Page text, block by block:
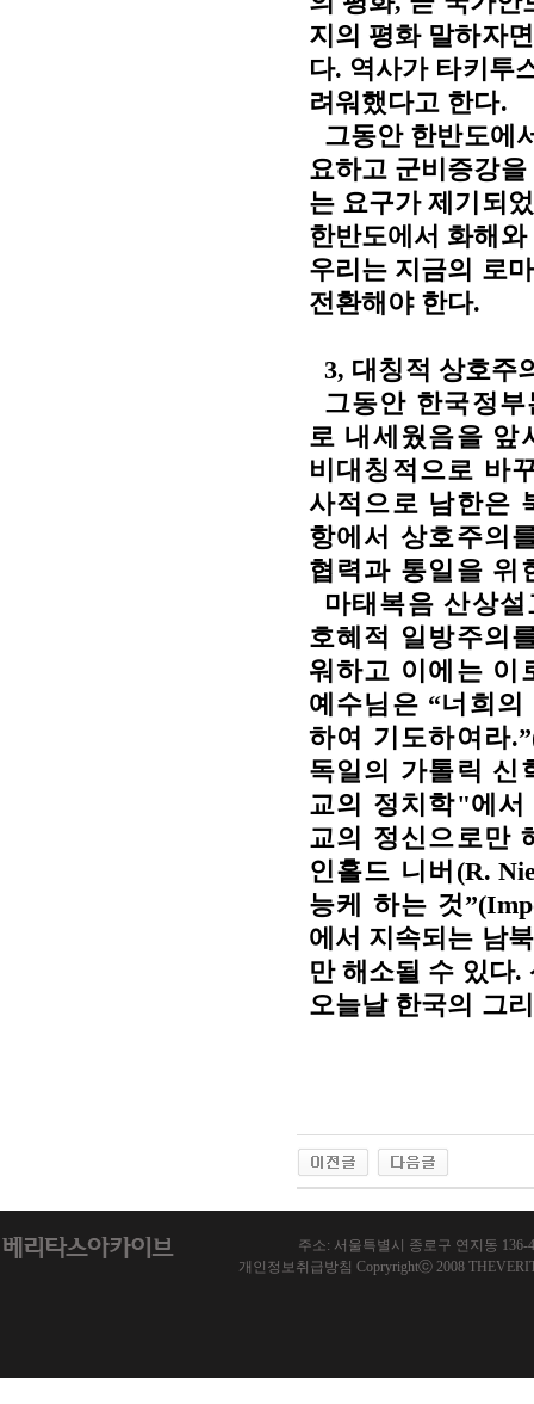
지의 평화 말하자
다. 역사가 타키투
려워했다고 한다.
그동안 한반도에
요하고 군비증강
는 요구가 제기되
한반도에서 화해
우리는 지금의 로
전환해야 한다.
3, 대칭적 상호주
그동안 한국정
로 내세웠음을 앞
비대칭적으로 바
사적으로 남한은
항에서 상호주의
협력과 통일을 위
마태복음 산상
호혜적 일방주의
워하고 이에는 이
예수님은 “너희의
하여 기도하여라
독일의 가톨릭 신
교의 정치학"에서
교의 정신으로만
인홀드 니버 (R.
능케 하는 것
에서 지속되는 남
만 해소될 수 있다.
오늘날 한국의 그
주소: 서울특별시 종로구 연지동 136-
개인정보취급방침 Copryrightⓒ 2008